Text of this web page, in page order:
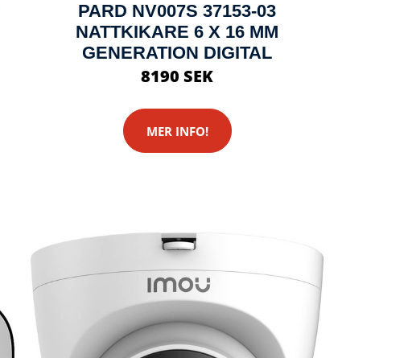
PARD NV007S 37153-03
NATTKIKARE 6 X 16 MM
GENERATION DIGITAL
8190 SEK
MER INFO!